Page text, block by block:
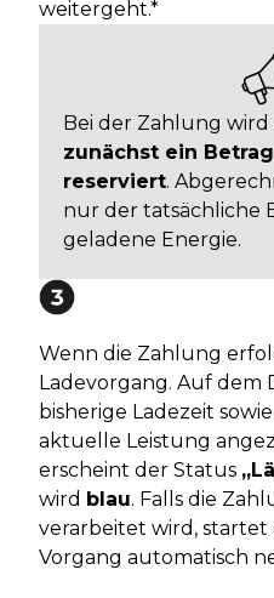
weitergeht.*
Bei der Zahlung wird
zunächst ein
reserviert.
nur der tatsächliche
geladene Energie.
Wenn die Zahlung
Ladevorgang. Auf dem
bisherige Ladezeit
aktuelle Leistung
erscheint der Status
wird blau. Falls die
verarbeitet wird, startet
Vorgang automatisch